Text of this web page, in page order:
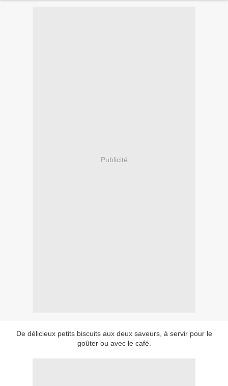
Publicité
De délicieux petits biscuits aux deux saveurs, à servir pour le
goûter ou avec le café.